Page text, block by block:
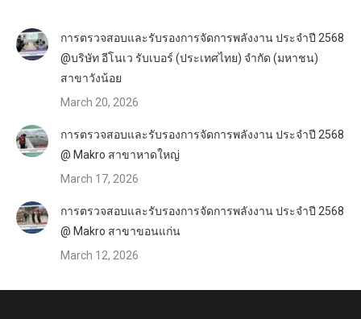
การตรวจสอบและรับรองการจัดการพลังงาน ประจำปี 2568
@บริษัท อีโนเว รับเบอร์ (ประเทศไทย) จำกัด (มหาชน)
สาขาวังน้อย
March 20, 2026
การตรวจสอบและรับรองการจัดการพลังงาน ประจำปี 2568
@ Makro สาขาหาดใหญ่
March 17, 2026
การตรวจสอบและรับรองการจัดการพลังงาน ประจำปี 2568
@ Makro สาขาขอนแก่น
March 12, 2026